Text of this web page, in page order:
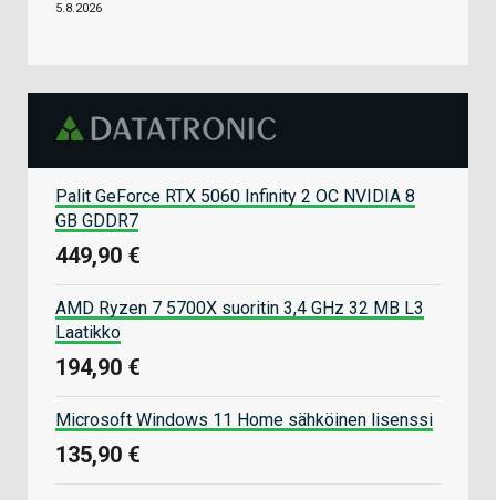
5.8.2026
Palit GeForce RTX 5060 Infinity 2 OC NVIDIA 8
GB GDDR7
449,90 €
AMD Ryzen 7 5700X suoritin 3,4 GHz 32 MB L3
Laatikko
194,90 €
Microsoft Windows 11 Home sähköinen lisenssi
135,90 €